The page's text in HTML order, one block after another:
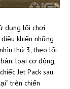
dụng lối chơi
khiển những
thứ 3, theo lối
loại cơ động,
Jet Pack sau
trên chiến